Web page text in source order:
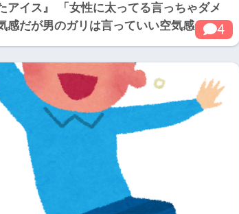
アイス』 「女性に太ってる言っちゃダメ
感だが男のガリは言っていい空気感が」4